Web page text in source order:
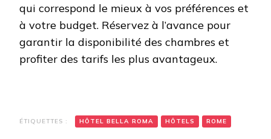
qui correspond le mieux à vos préférences et
à votre budget. Réservez à l’avance pour
garantir la disponibilité des chambres et
profiter des tarifs les plus avantageux.
ÉTIQUETTES : HÔTEL BELLA ROMA HÔTELS ROME